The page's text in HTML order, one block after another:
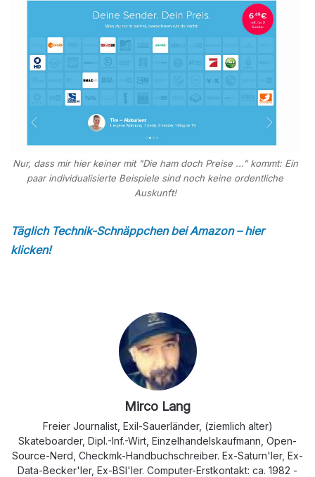
Nur, dass mir hier keiner mit "Die ham doch Preise ..." kommt: Ein
paar individualisierte Beispiele sind noch keine ordentliche
Auskunft!
Täglich Technik-Schnäppchen bei Amazon – hier
klicken!
Mirco Lang
Freier Journalist, Exil-Sauerländer, (ziemlich alter)
Skateboarder, Dipl.-Inf.-Wirt, Einzelhandelskaufmann, Open-
Source-Nerd, Checkmk-Handbuchschreiber. Ex-Saturn'ler, Ex-
Data-Becker'ler, Ex-BSI'ler. Computer-Erstkontakt: ca. 1982 -